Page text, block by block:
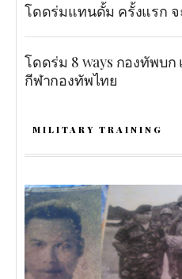
โดดร่มแทนดั้ม ครั้งแรก
โดดร่ม 8 ways กองทัพบก
กีฬากองทัพไทย
MILITARY TRAINING